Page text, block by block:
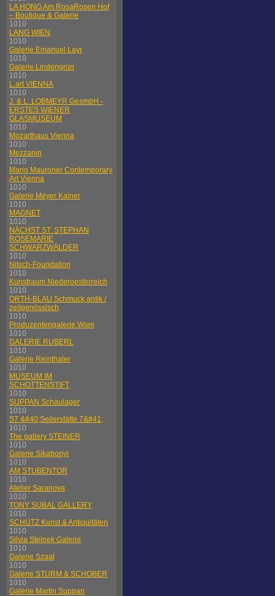
LA HONG Am RosaRosen Hof
– Boutique & Galerie
1010
LANG WIEN
1010
Galerie Emanuel Layr
1010
Galerie Lindengrün
1010
L.art VIENNA
1010
J. & L. LOBMEYR GesmbH -
ERSTES WIENER
GLASMUSEUM
1010
Mozarthaus Vienna
1010
Mezzanin
1010
Mario Mauroner Contemporary
Art Vienna
1010
Galerie Meyer Kainer
1010
MAGNET
1010
NÄCHST ST. STEPHAN
ROSEMARIE
SCHWARZWÄLDER
1010
Nitsch-Foundation
1010
Kunstraum Niederoesterreich
1010
ORTH-BLAU Schmuck antik /
zeitgenössisch
1010
Produzentengalerie Wien
1010
GALERIE RUBERL
1010
Galerie Reinthaler
1010
MUSEUM IM
SCHOTTENSTIFT
1010
SUPPAN Schaulager
1010
S7 &#40;Seilerstätte 7&#41;
1010
The gallery STEINER
1010
Galerie Sikabonyi
1010
AM STUBENTOR
1010
Atelier Saranova
1010
TONY SUBAL GALLERY
1010
SCHÜTZ Kunst & Antiquitäten
1010
Silvia Steinek Galerie
1010
Galerie Szaal
1010
Galerie STURM & SCHOBER
1010
Galerie Martin Suppan